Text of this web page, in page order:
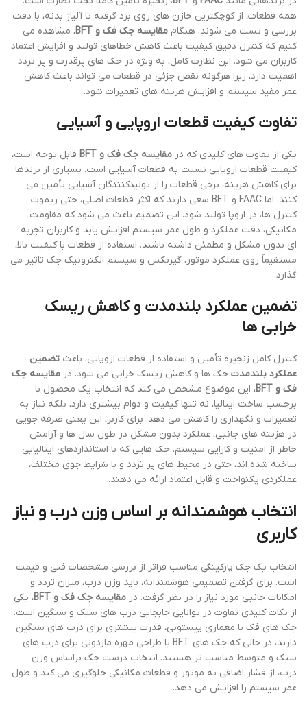
همه قطعات، از کوچکترین خازن های روی برد گرفته تا آلیاژ بدنه، با دقت
بررسی و تست می شوند. هنگام مقایسه جک فک و BFT
، مشاهده می
کنیم که کنترل دقیق کیفیت باعث کاهش خطاهای تولید و افزایش اعتماد
کاربران می شود. این نظارت کامل، به ویژه در جک های پرقدرت و پر تردد
اهمیت دارد، زیرا هرگونه نقص جزئی در قطعات می تواند باعث کاهش
عمر مفید سیستم و افزایش هزینه های تعمیرات شود.
تفاوت کیفیت قطعات اروپایی و آسیایی
یکی از تفاوت های کلیدی که در مقایسه جک فک و BFT
قابل توجه است،
کیفیت قطعات اروپایی نسبت به قطعات آسیایی است. بسیاری از برندها
برای کاهش هزینه، برخی قطعات را از تولیدکنندگان آسیایی تأمین می
کنند. اما FAAC و BFT سعی دارند که اکثر قطعات اصلی، حتی ریموت
کنترل ها، در اروپا تولید شود. این تصمیم باعث می شود که مقاومت
مکانیکی، دقت عملکرد و طول عمر سیستم افزایش یابد و کاربران تجربه
ای بدون مشکل و مطمئن داشته باشند. استفاده از قطعات با کیفیت بالا،
مستقیماً روی عملکرد موتور، گیربکس و سیستم الکترونیک جک تاثیر می
گذارد.
تضمین عملکرد بلندمدت و کاهش ریسک
خرابی ها
کنترل کامل زنجیره تأمین و استفاده از قطعات اروپایی، باعث تضمین
عملکرد بلندمدت جک ها و کاهش ریسک خرابی می شود. در مقایسه جک
فک و BFT
، این موضوع مشخص می کند که انتخاب یک محصول با
برچسب ساخت ایتالیا، نه تنها کیفیت و دوام بیشتری دارد، بلکه نیاز به
تعمیرات و نگهداری را کاهش می دهد. برای کاربر، این یعنی صرفه جویی
در هزینه های جانبی، عملکرد بدون مشکل در طول سال ها و آرامش
خاطر از امنیت و کارایی سیستم. جک هایی که با استانداردهای ایتالیایی
ساخته شده اند، حتی در محیط های پر تردد و با شرایط جوی مختلف،
عملکردی یکنواخت و قابل اعتماد ارائه می دهند.
انتخاب هوشمندانه بر اساس وزن درب و نیاز
کاربری
انتخاب یک جک پارکینگی مناسب فراتر از بررسی مشخصات فنی و قیمت
است. برای گرفتن تصمیمی هوشمندانه، باید وزن درب، میزان تردد و
امکانات جانبی مورد نیاز را در نظر گرفت. در مقایسه جک فک و BFT
، یکی
از نکات کلیدی تفاوت در توانایی جابجایی درب های سبک و سنگین است.
جک های فک با معماری پیستونی، قدرت بیشتری برای درب های سنگین
دارند، در حالی که جک های BFT با طراحی مهره ماردونی برای درب های
سبک و متوسط مناسب تر هستند. انتخاب درست جک براساس وزن
درب، از فشار اضافی به موتور و قطعات مکانیکی جلوگیری می کند و طول
عمر سیستم را افزایش می دهد.